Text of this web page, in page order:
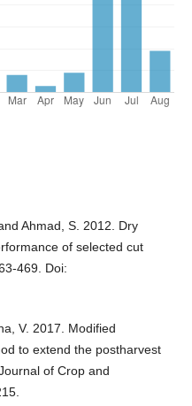
Ahmad, S. 2012. Dry
of selected cut
469. Doi:
V. 2017. Modified
to extend the postharvest
of Crop and